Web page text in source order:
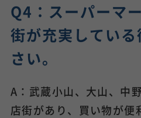
Q4：スーパーマ
街が充実してい
さい。
A：武蔵小山、大山、中
店街があり、買い物が便